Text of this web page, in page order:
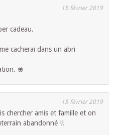
15 février 2019
cadeau.
cacherai dans un abri
❀
15 février 2019
chercher amis et famille et on
abandonné !!